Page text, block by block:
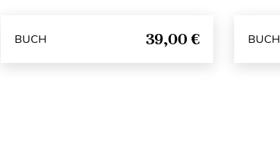
BUCH 39,00 € BUCH